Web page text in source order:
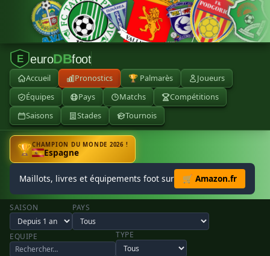
E euroDBfoot
Accueil Pronostics 🏆 Palmarès
Joueurs
Équipes
Pays Matchs
Compétitions
Saisons
Stades Tournois
🏆CHAMPION DU MONDE 2026 !
Espagne
Maillots, livres et équipements foot sur 🛒 Amazon.fr
SAISON PAYS
EQUIPE TYPE